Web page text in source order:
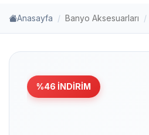
Anasayfa Banyo Aksesuarları
%46 İNDIRIM